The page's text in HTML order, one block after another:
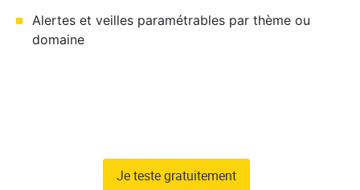
Alertes et veilles paramétrables par thème ou
domaine
Je teste gratuitement